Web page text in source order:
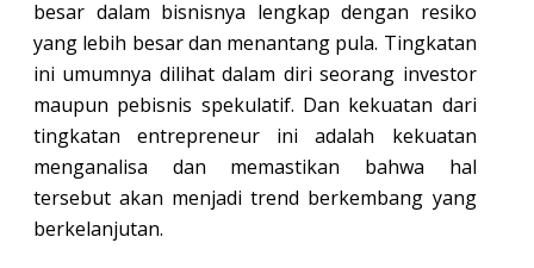
besar dalam bisnisnya lengkap dengan resiko
yang lebih besar dan menantang pula. Tingkatan
ini umumnya dilihat dalam diri seorang investor
maupun pebisnis spekulatif. Dan kekuatan dari
tingkatan entrepreneur ini adalah kekuatan
menganalisa dan memastikan bahwa hal
tersebut akan menjadi trend berkembang yang
berkelanjutan.